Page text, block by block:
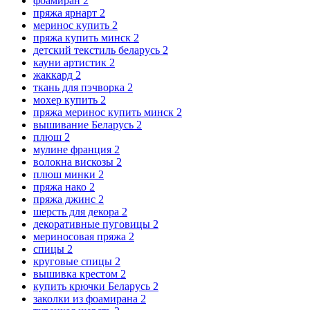
пряжа ярнарт 2
меринос купить 2
пряжа купить минск 2
детский текстиль беларусь 2
кауни артистик 2
жаккард 2
ткань для пэчворка 2
мохер купить 2
пряжа меринос купить минск 2
вышивание Беларусь 2
плюш 2
мулине франция 2
волокна вискозы 2
плюш минки 2
пряжа нако 2
пряжа джинс 2
шерсть для декора 2
декоративные пуговицы 2
мериносовая пряжа 2
спицы 2
круговые спицы 2
вышивка крестом 2
купить крючки Беларусь 2
заколки из фоамирана 2